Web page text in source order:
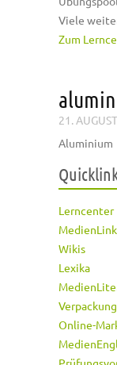
Viele
Zum
21.
Aluminium
Lerncenter
Wikis
Lexika
Online-